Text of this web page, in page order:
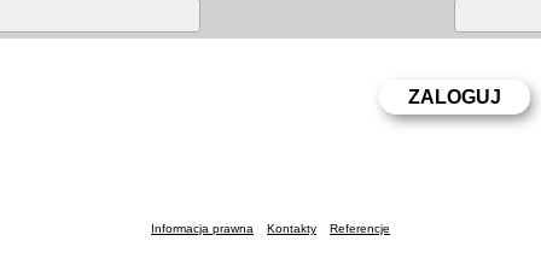
Informacja prawna Kontakty Referencje